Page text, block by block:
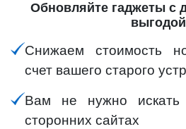
Обновляйте гаджеты с
выгодой
Снижаем стоимость
счет вашего старого
Вам не нужно искать
сторонних сайтах